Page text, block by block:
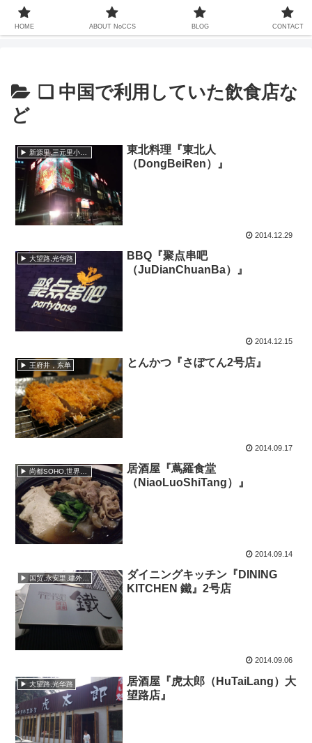
中国での暮らしは13年ちょい、家族も中国人、これまで関わってきた中国との
20年以上をコンセプトなしでお届けするサイト
❏ 中国で利用していた飲食店な
ど
▶ 新源里,三元里小区,三元桥,霄云路
東北料理『東北人
（DongBeiRen）』
2014.12.29
▶ 大望路,光华路
BBQ『聚点串吧
（JuDianChuanBa）』
2014.12.15
▶ 王府井，东单 とんかつ『さぼてん2号店』
2014.09.17
▶ 尚都SOHO,世界城,世贸天阶,芳草地
居酒屋『蔦羅食堂
（NiaoLuoShiTang）』
2014.09.14
▶ 国贸,永安里,建外SOHO
ダイニングキッチン『DINING
KITCHEN 鐵』2号店
2014.09.06
▶ 大望路,光华路
居酒屋『虎太郎（HuTaiLang）大
望路店』
HOME ABOUT NoCCS BLOG CONTACT